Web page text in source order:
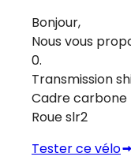
Bonjour,
Nous vous
0.
Transmission
Cadre carbone
Roue slr2
Tester ce vélo